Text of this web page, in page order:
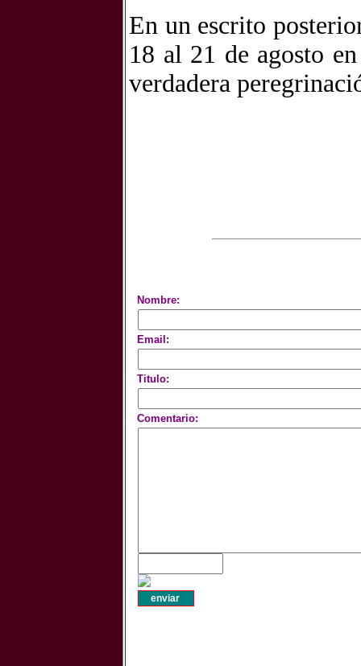
En un escrito
18 al 21 de agosto
verdadera
Nombre:
Email:
Titulo:
Comentario: